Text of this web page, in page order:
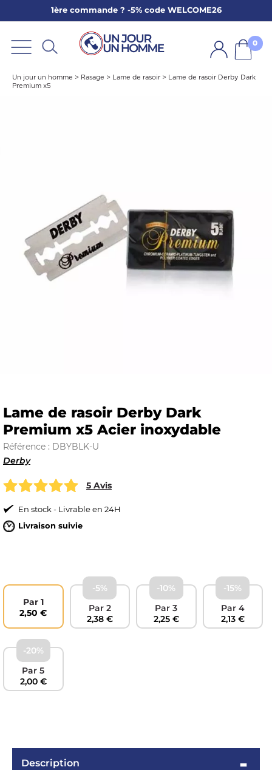
1ère commande ? -5% code WELCOME26
0
Un jour un homme > Rasage > Lame de rasoir > Lame de rasoir Derby Dark
Premium x5
Lame de rasoir Derby Dark
Premium x5 Acier inoxydable
Référence : DBYBLK-U
Derby
5 Avis
En stock - Livrable en 24H
Livraison suivie
Par 1
2,50 €
-5%
Par 2
2,38 €
-10%
Par 3
2,25 €
-15%
Par 4
2,13 €
-20%
Par 5
2,00 €
Description